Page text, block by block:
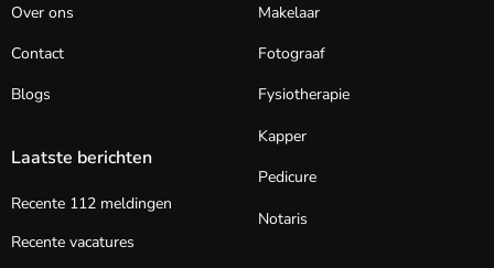
Over ons
Contact
Blogs
Laatste berichten
Recente 112 meldingen
Recente vacatures
Makelaar
Fotograaf
Fysiotherapie
Kapper
Pedicure
Notaris